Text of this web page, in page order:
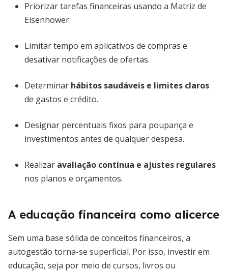
Priorizar tarefas financeiras usando a Matriz de
Eisenhower.
Limitar tempo em aplicativos de compras e
desativar notificações de ofertas.
Determinar hábitos saudáveis e limites claros
de gastos e crédito.
Designar percentuais fixos para poupança e
investimentos antes de qualquer despesa.
Realizar avaliação contínua e ajustes regulares
nos planos e orçamentos.
A educação financeira como alicerce
Sem uma base sólida de conceitos financeiros, a
autogestão torna-se superficial. Por isso, investir em
educação, seja por meio de cursos, livros ou